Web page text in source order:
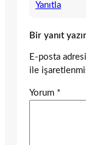
Yanıtla
Bir yanıt
E-posta
ile
Yorum *